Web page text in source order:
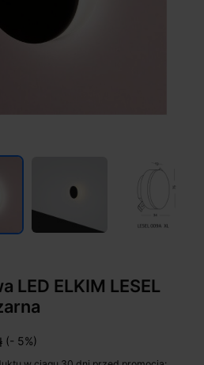
LED ELKIM LESEL
(- 5%)